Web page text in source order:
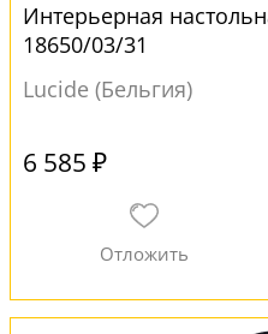
Интерьерная
18650/03/31
Lucide (Бельгия)
6 585 ₽